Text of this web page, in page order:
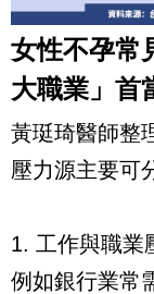
女性不孕常
大職業」首
黃珽琦醫師整
壓力源主要可
1. 工作與職業
例如銀行業常